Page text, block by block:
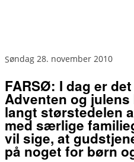
søndag 28. november 2010
FARSØ: I dag er
Adventen og
langt størstedelen
med særlige
vil sige, at
på noget for børn